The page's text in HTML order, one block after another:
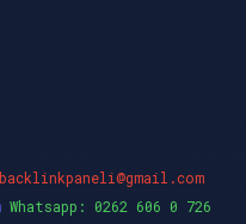
backlinkpaneli@gmail.com
Whatsapp: 0262 606 0 726